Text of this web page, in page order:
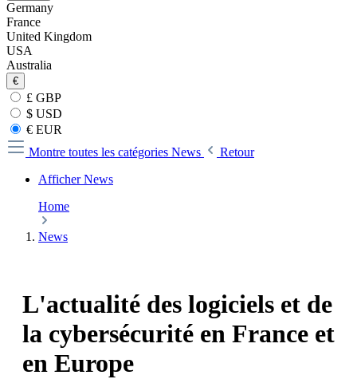
Germany
France
United Kingdom
USA
Australia
€
£ GBP
$ USD
€ EUR
Montre toutes les catégories News
Retour
Afficher News
Home
News
L'actualité des logiciels et de
la cybersécurité en France et
en Europe